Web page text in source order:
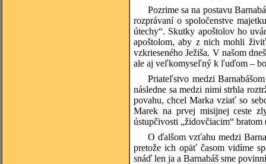
Pozrime sa na postavu
rozprávaní o spoločenstve
útechy“. Skutky apoštolov ho
apoštolom, aby z nich mohli
vzkrieseného Ježiša. V našom
ale aj veľkomyseľný k ľuďom –
Priateľstvo medzi
následne sa medzi nimi strhla
povahu, chcel Marka vziať so
Marek na prvej misijnej ceste
ústupčivosti „židovčiacim“
O ďalšom vzťahu medzi
pretože ich opäť časom vidíme
snáď len ja a Barnabáš sme